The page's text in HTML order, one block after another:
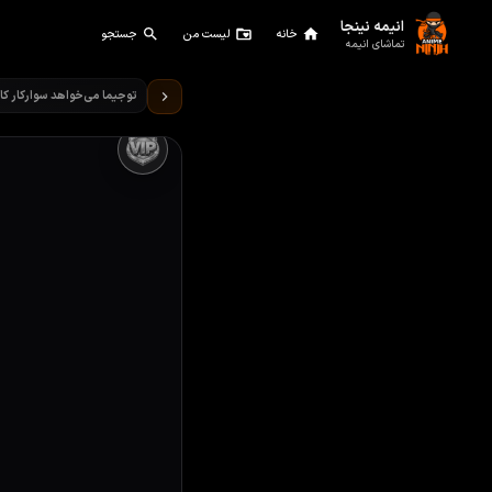
انیمه نینجا
تماشای انیمه
خانه لیست من جستجو
تماشای انیمه توجیما
توجیما می‌خواهد سوارکار